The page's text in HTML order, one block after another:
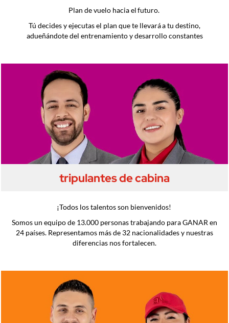
Plan de vuelo hacia el futuro.
Tú decides y ejecutas el plan que te llevará a tu destino,
adueñándote del entrenamiento y desarrollo constantes
tripulantes de cabina
¡Todos los talentos son bienvenidos!
Somos un equipo de 13.000 personas trabajando para GANAR en
24 países. Representamos más de 32 nacionalidades y nuestras
diferencias nos fortalecen.